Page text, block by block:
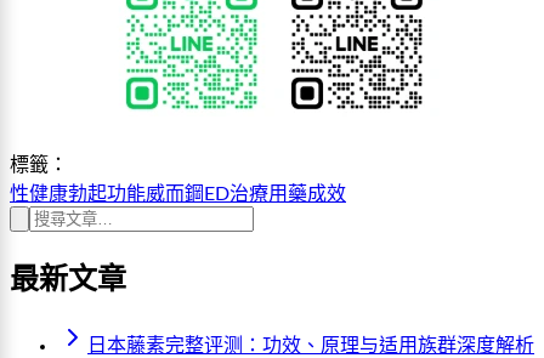
標籤：
性健康勃起功能威而鋼ED治療用藥成效
最新文章
日本藤素完整评测：功效、原理与适用族群深度解析